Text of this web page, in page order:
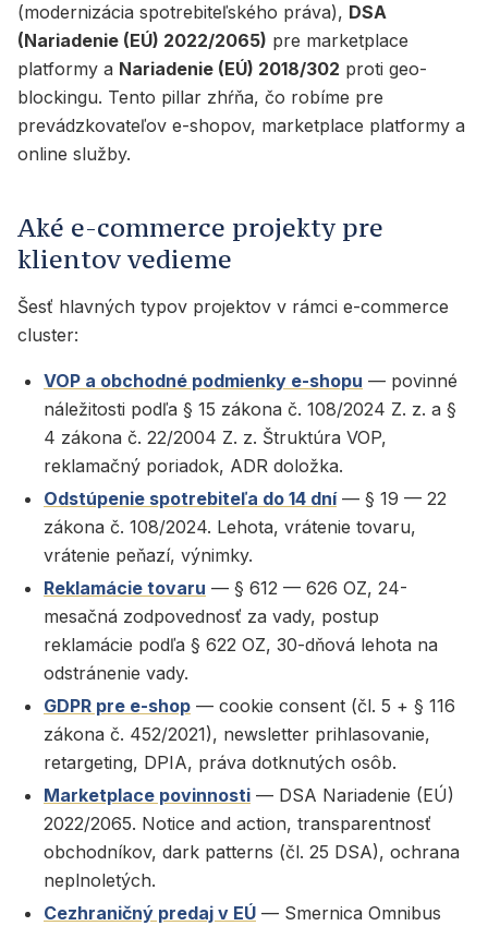
(modernizácia spotrebiteľského práva), DSA
(Nariadenie (EÚ) 2022/2065) pre marketplace
platformy a Nariadenie (EÚ) 2018/302 proti geo-
blockingu. Tento pillar zhŕňa, čo robíme pre
prevádzkovateľov e-shopov, marketplace platformy a
online služby.
Aké e-commerce projekty pre
klientov vedieme
Šesť hlavných typov projektov v rámci e-commerce
cluster:
VOP a obchodné podmienky e-shopu — povinné
náležitosti podľa § 15 zákona č. 108/2024 Z. z. a §
4 zákona č. 22/2004 Z. z. Štruktúra VOP,
reklamačný poriadok, ADR doložka.
Odstúpenie spotrebiteľa do 14 dní— § 19 — 22
zákona č. 108/2024. Lehota, vrátenie tovaru,
vrátenie peňazí, výnimky.
Reklamácie tovaru — § 612 — 626 OZ, 24-
mesačná zodpovednosť za vady, postup
reklamácie podľa § 622 OZ, 30-dňová lehota na
odstránenie vady.
GDPR pre e-shop — cookie consent (čl. 5 + § 116
zákona č. 452/2021), newsletter prihlasovanie,
retargeting, DPIA, práva dotknutých osôb.
Marketplace povinnosti — DSA Nariadenie (EÚ)
2022/2065. Notice and action, transparentnosť
obchodníkov, dark patterns (čl. 25 DSA), ochrana
neplnoletých.
Cezhraničný predaj v EÚ — Smernica Omnibus